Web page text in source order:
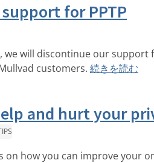
for PPTP
we will discontinue our support
customers. 続きを読む
and hurt your
on how you can improve your